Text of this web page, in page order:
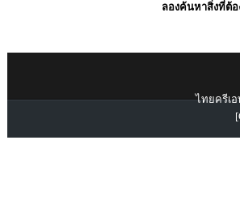
ลองค้นหาสิ่งที่ต้อ
ไทยครีเอ
[